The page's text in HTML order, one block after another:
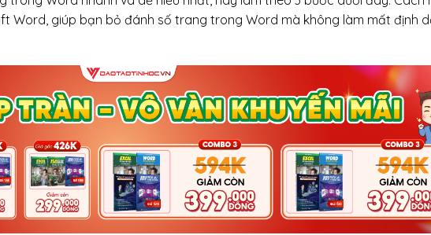
Word, giúp bạn bỏ đánh số trang trong Word mà không làm mất định